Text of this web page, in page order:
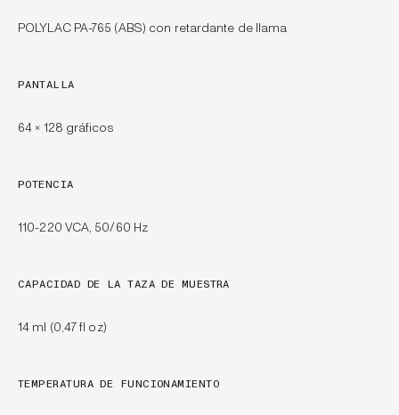
POLYLAC PA-765 (ABS) con retardante de llama
PANTALLA
64 × 128 gráficos
POTENCIA
110-220 VCA, 50/60 Hz
CAPACIDAD DE LA TAZA DE MUESTRA
14 ml (0,47 fl oz)
TEMPERATURA DE FUNCIONAMIENTO